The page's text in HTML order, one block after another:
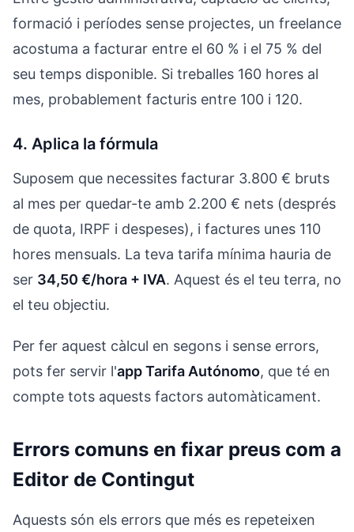
formació i períodes sense projectes, un freelance
acostuma a facturar entre el 60 % i el 75 % del
seu temps disponible. Si treballes 160 hores al
mes, probablement facturis entre 100 i 120.
4. Aplica la fórmula
Suposem que necessites facturar 3.800 € bruts
al mes per quedar-te amb 2.200 € nets (després
de quota, IRPF i despeses), i factures unes 110
hores mensuals. La teva tarifa mínima hauria de
ser 34,50 €/hora + IVA. Aquest és el teu terra, no
el teu objectiu.
Per fer aquest càlcul en segons i sense errors,
pots fer servir l'app Tarifa Autónomo, que té en
compte tots aquests factors automàticament.
Errors comuns en fixar preus com a
Editor de Contingut
Aquests són els errors que més es repeteixen